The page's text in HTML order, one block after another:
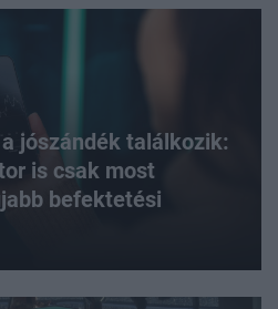
jószándék találkozik:
is csak most
befektetési